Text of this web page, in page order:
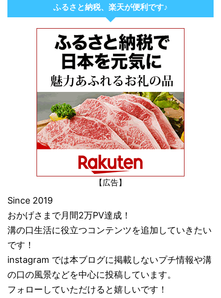
ふるさと納税、楽天が便利です♪
【広告】
Since 2019
おかげさまで月間2万PV達成！
溝の口生活に役立つコンテンツを追加していきたい
です！
instagram では本ブログに掲載しないプチ情報や溝
の口の風景などを中心に投稿しています。
フォローしていただけると嬉しいです！